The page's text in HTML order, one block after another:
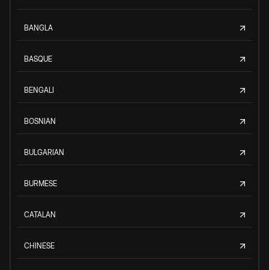
BANGLA
BASQUE
BENGALI
BOSNIAN
BULGARIAN
BURMESE
CATALAN
CHINESE